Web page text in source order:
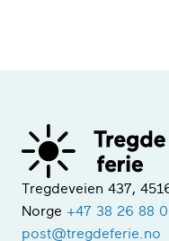
Tregdeveien 437,
Norge +47 38 26 88
post@tregdeferie.no